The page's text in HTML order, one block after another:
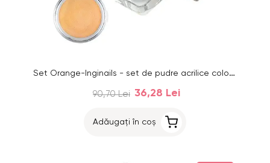
Set Orange-Inginails - set de pudre acrilice colorate
90,70 Lei 36,28 Lei
Adăugați în coș